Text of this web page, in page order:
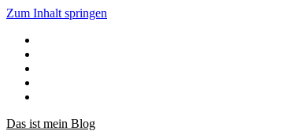
Zum Inhalt springen
Das ist mein Blog